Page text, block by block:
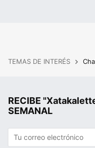
TEMAS DE INTERÉS
RECIBE
SEMANAL